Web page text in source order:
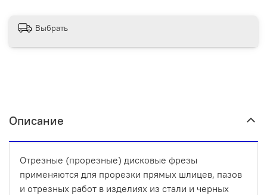
Выбрать
Описание
Отрезные (прорезные) дисковые фрезы
применяются для прорезки прямых шлицев, пазов
и отрезных работ в изделиях из стали и черных